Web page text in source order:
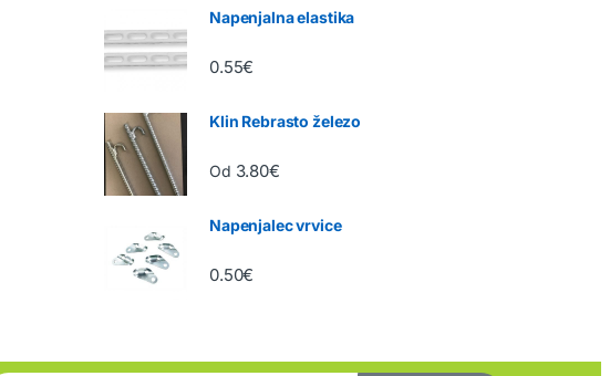
Napenjalna elastika
0.55€
Klin Rebrasto železo
Od 3.80€
Napenjalec vrvice
0.50€